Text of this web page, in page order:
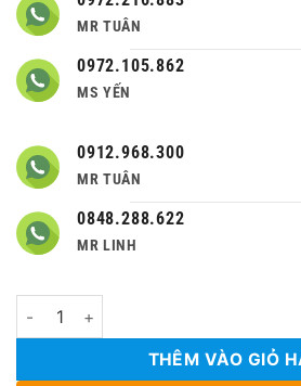
MR TUÂN
0972.105.862
MS YẾN
0912.968.300
MR TUÂN
0848.288.622
MR LINH
Số lượng
THÊM VÀO GIỎ